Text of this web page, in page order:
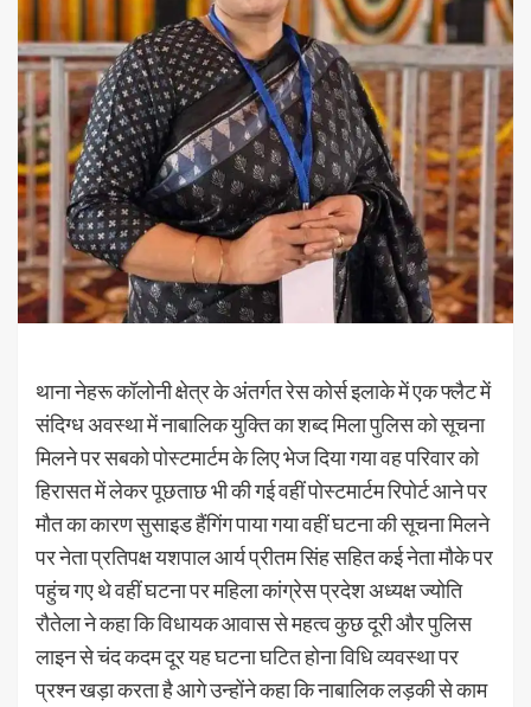
थाना नेहरू कॉलोनी क्षेत्र के अंतर्गत रेस कोर्स इलाके में एक फ्लैट में
संदिग्ध अवस्था में नाबालिक युक्ति का शब्द मिला पुलिस को सूचना
मिलने पर सबको पोस्टमार्टम के लिए भेज दिया गया वह परिवार को
हिरासत में लेकर पूछताछ भी की गई वहीं पोस्टमार्टम रिपोर्ट आने पर
मौत का कारण सुसाइड हैंगिंग पाया गया वहीं घटना की सूचना मिलने
पर नेता प्रतिपक्ष यशपाल आर्य प्रीतम सिंह सहित कई नेता मौके पर
पहुंच गए थे वहीं घटना पर महिला कांग्रेस प्रदेश अध्यक्ष ज्योति
रौतेला ने कहा कि विधायक आवास से महत्व कुछ दूरी और पुलिस
लाइन से चंद कदम दूर यह घटना घटित होना विधि व्यवस्था पर
प्रश्न खड़ा करता है आगे उन्होंने कहा कि नाबालिक लड़की से काम